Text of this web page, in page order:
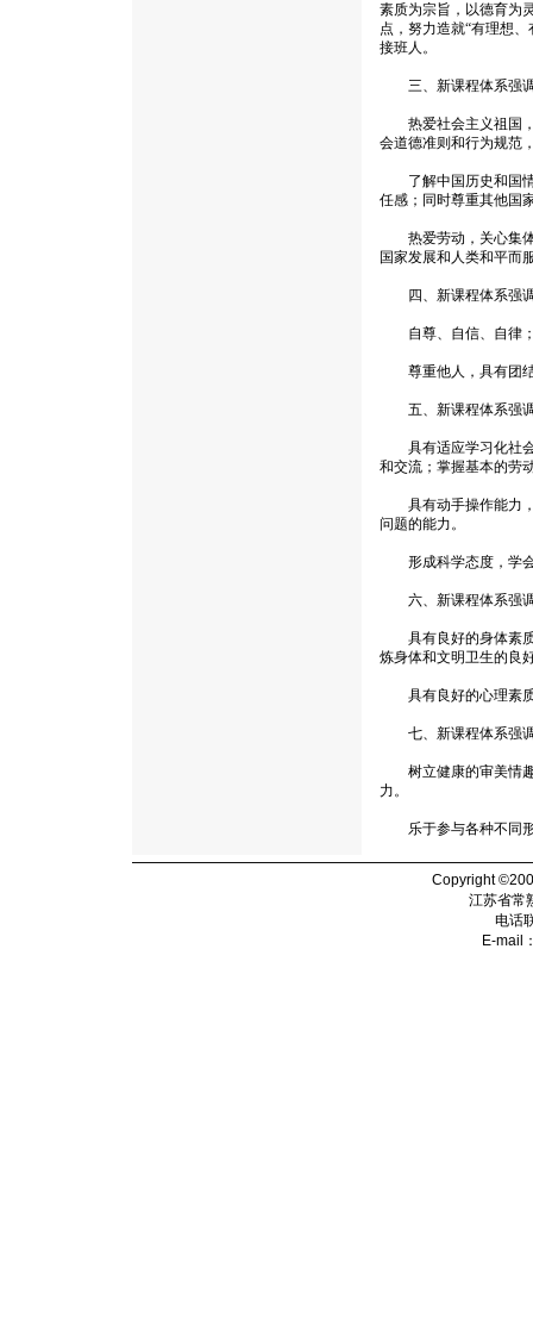
素质为宗旨，以德育为
点，努力造就“有理想
接班人。
三、新课程体系强调
热爱社会主义祖国，
会道德准则和行为规范
了解中国历史和国情
任感；同时尊重其他国
热爱劳动，关心集体
国家发展和人类和平而
四、新课程体系强调
自尊、自信、自律；
尊重他人，具有团结
五、新课程体系强调
具有适应学习化社会
和交流；掌握基本的劳
具有动手操作能力，
问题的能力。
形成科学态度，学会
六、新课程体系强调
具有良好的身体素质
炼身体和文明卫生的良
具有良好的心理素质
七、新课程体系强调
树立健康的审美情趣
力。
乐于参与各种不同形
Copyright
江苏省常
电话
E-mail